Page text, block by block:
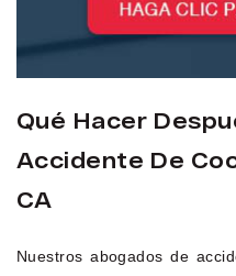
Qué Hacer
Accidente De
CA
Nuestros abogados de